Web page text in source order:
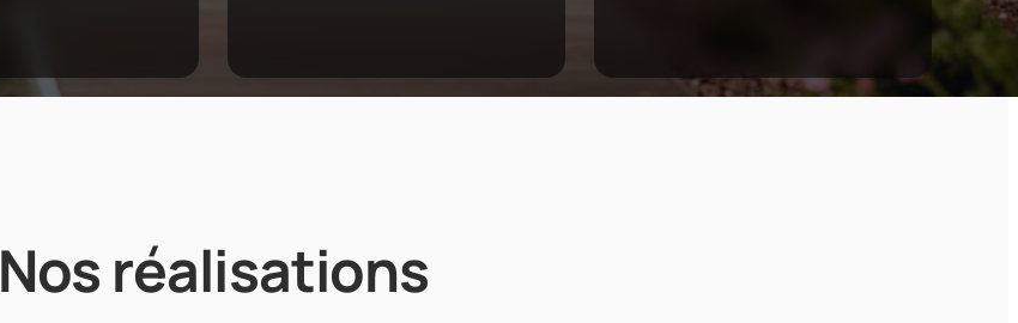
Nos réalisations